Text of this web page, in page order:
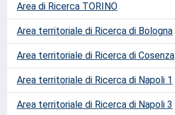
Area di Ricerca TORINO
Area territoriale di Ricerca di Bologna
Area territoriale di Ricerca di Cosenza
Area territoriale di Ricerca di Napoli 1
Area territoriale di Ricerca di Napoli 3